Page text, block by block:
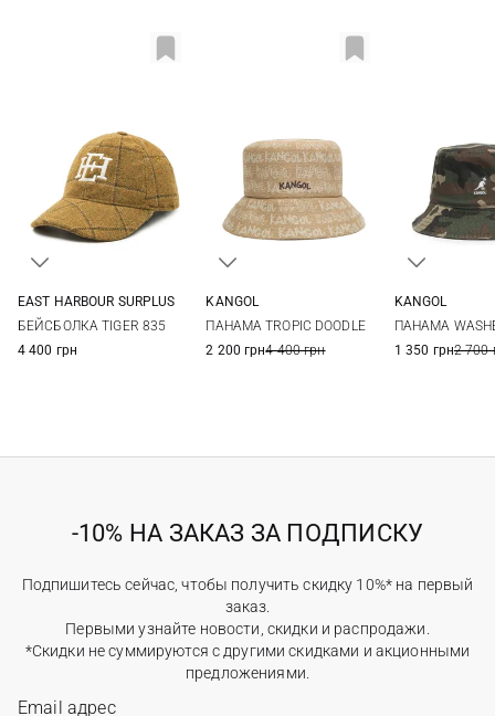
EAST HARBOUR SURPLUS
БЕЙСБОЛКА TIGER 835
4 400 грн
KANGOL
ПАНАМА TROPIC DOODLE
2 200 грн4 400 грн
KANGOL
ПАНАМА
1 350 грн2 700
-10% НА ЗАКАЗ ЗА ПОДПИСКУ
Подпишитесь сейчас, чтобы получить скидку 10%* на первый
заказ.
Первыми узнайте новости, скидки и распродажи.
*Скидки не суммируются с другими скидками и акционными
предложениями.